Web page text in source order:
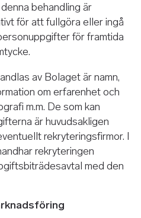
behandling är
för att fullgöra eller ingå
för framtida
av Bolaget är namn,
om erfarenhet och
m.m. De som kan
är huvudsakligen
rekryteringsfirmor. I
rekryteringen
med den